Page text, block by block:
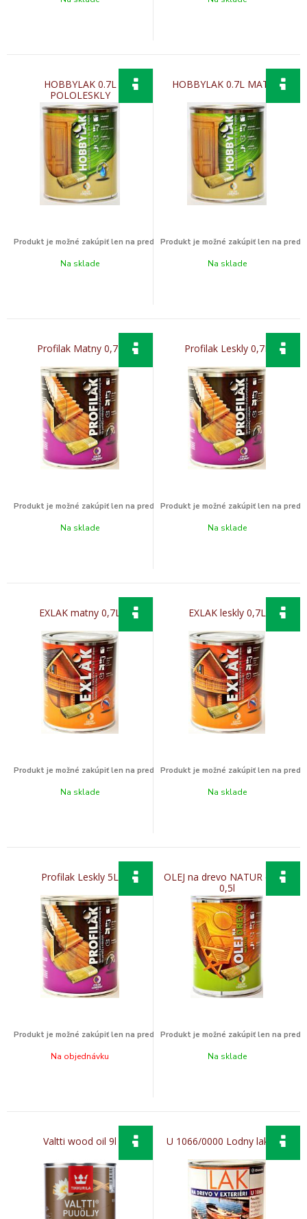
HOBBYLAK 0.7L
POLOLESKLY
Na sklade
HOBBYLAK 0.7L MATNY
Na sklade
Profilak Matny 0,7L
Na sklade
Profilak Leskly 0,7L
Na sklade
EXLAK matny 0,7L
Na sklade
EXLAK leskly 0,7L
Na sklade
Profilak Leskly 5L
Na objednávku
OLEJ na drevo NATUR orech
0,5l
Na sklade
Valtti wood oil 9l U 1066/0000 Lodny lak 2,5l